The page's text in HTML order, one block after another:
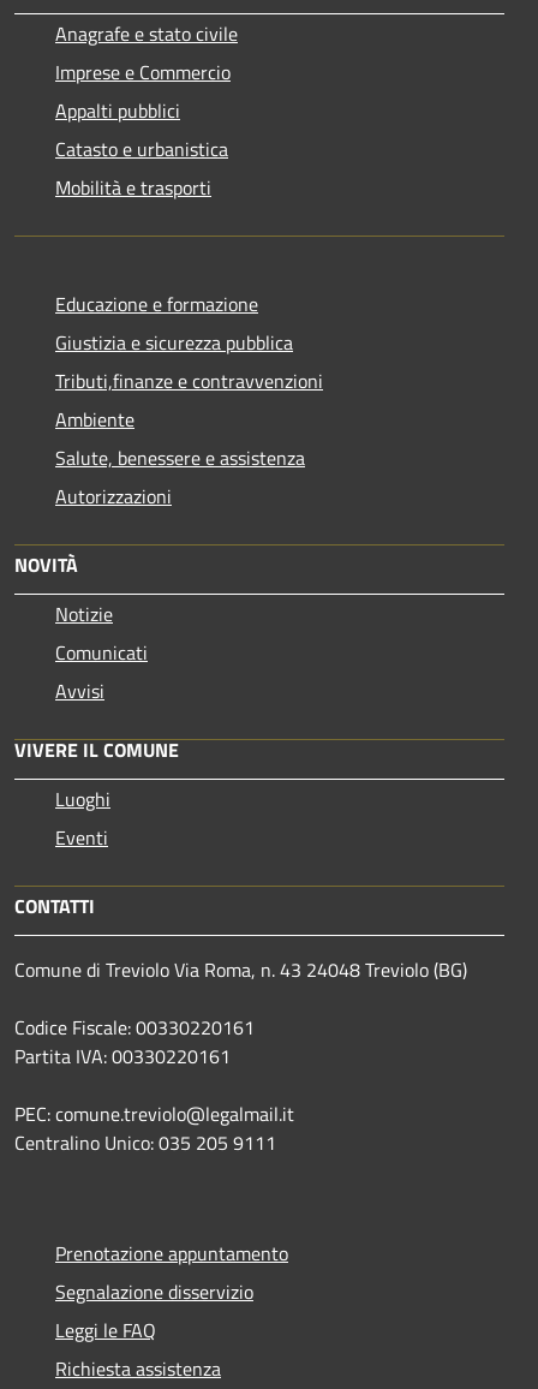
Anagrafe e stato civile
Imprese e Commercio
Appalti pubblici
Catasto e urbanistica
Mobilità e trasporti
Educazione e formazione
Giustizia e sicurezza pubblica
Tributi,finanze e contravvenzioni
Ambiente
Salute, benessere e assistenza
Autorizzazioni
NOVITÀ
Notizie
Comunicati
Avvisi
VIVERE IL COMUNE
Luoghi
Eventi
CONTATTI
Comune di Treviolo Via Roma, n. 43 24048 Treviolo (BG)
Codice Fiscale: 00330220161
Partita IVA: 00330220161
PEC: comune.treviolo@legalmail.it
Centralino Unico:035 205 9111
Prenotazione appuntamento
Segnalazione disservizio
Leggi le FAQ
Richiesta assistenza